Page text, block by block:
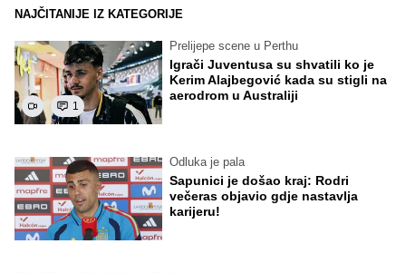
NAJČITANIJE IZ KATEGORIJE
1
Prelijepe scene u Perthu
Igrači Juventusa su shvatili ko je
Kerim Alajbegović kada su stigli na
aerodrom u Australiji
Odluka je pala
Sapunici je došao kraj: Rodri
večeras objavio gdje nastavlja
karijeru!